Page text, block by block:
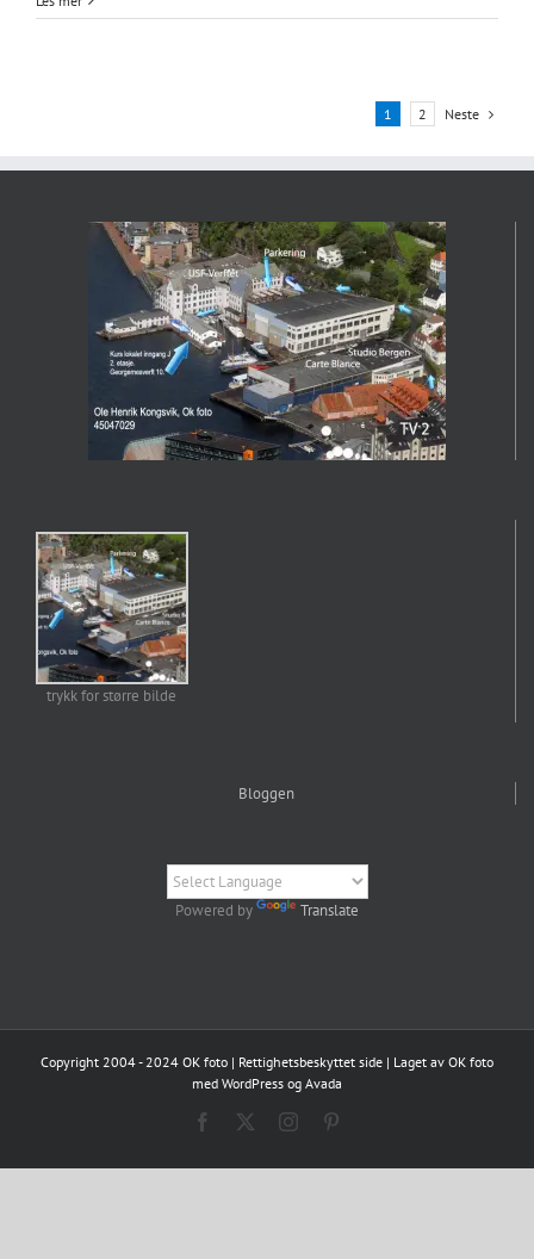
1 2 Neste
trykk for større bilde
Bloggen
Powered by Translate
Copyright 2004 - 2024 OK foto | Rettighetsbeskyttet side | Laget av OK foto
med WordPress og Avada
Facebook Instagram